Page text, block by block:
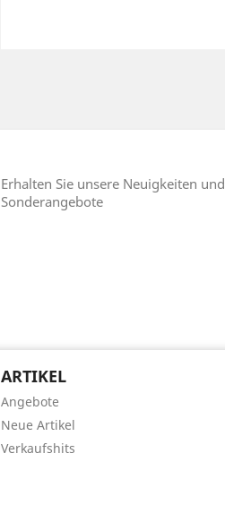
Erhalten Sie unsere Neuigkeiten und
Sonderangebote
ARTIKEL
Angebote
Neue Artikel
Verkaufshits